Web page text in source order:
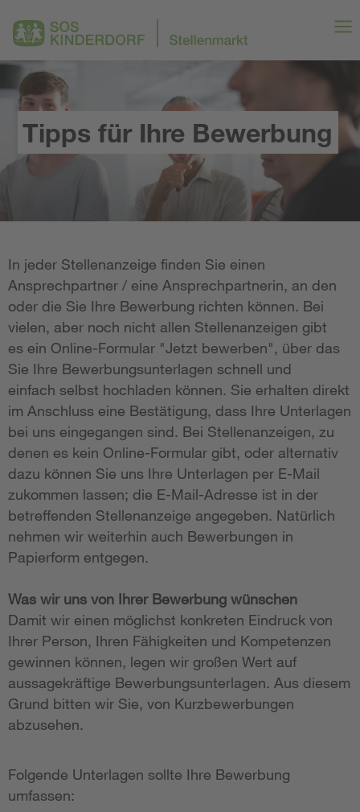
Tipps für Ihre Bewerbung
In jeder Stellenanzeige finden Sie einen
Ansprechpartner / eine Ansprechpartnerin, an den
oder die Sie Ihre Bewerbung richten können. Bei
vielen, aber noch nicht allen Stellenanzeigen gibt
es ein Online-Formular "Jetzt bewerben", über das
Sie Ihre Bewerbungsunterlagen schnell und
einfach selbst hochladen können. Sie erhalten direkt
im Anschluss eine Bestätigung, dass Ihre Unterlagen
bei uns eingegangen sind. Bei Stellenanzeigen, zu
denen es kein Online-Formular gibt, oder alternativ
dazu können Sie uns Ihre Unterlagen per E-Mail
zukommen lassen; die E-Mail-Adresse ist in der
betreffenden Stellenanzeige angegeben. Natürlich
nehmen wir weiterhin auch Bewerbungen in
Papierform entgegen.
Was wir uns von Ihrer Bewerbung wünschen
Damit wir einen möglichst konkreten Eindruck von
Ihrer Person, Ihren Fähigkeiten und Kompetenzen
gewinnen können, legen wir großen Wert auf
aussagekräftige Bewerbungsunterlagen. Aus diesem
Grund bitten wir Sie, von Kurzbewerbungen
abzusehen.
Folgende Unterlagen sollte Ihre Bewerbung
umfassen: